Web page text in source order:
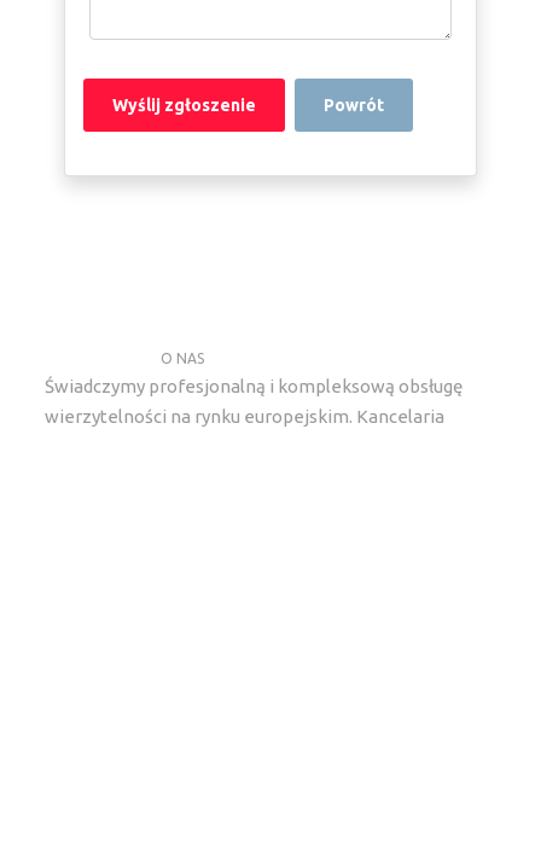
Powrót
O NAS
Świadczymy profesjonalną i kompleksową obsługę
wierzytelności na rynku europejskim. Kancelaria